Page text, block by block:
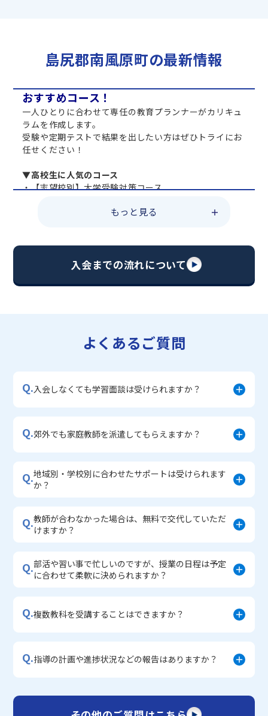
島尻郡南風原町の最新情報
おすすめコース！
一人ひとりに合わせて専任の教育プランナーがカリキュ
ラムを作成します。
受験や定期テストで結果を出したい方はぜひトライにお
任せください！
▼高校生に人気のコース
・【志望校別】大学受験対策コース
・総合型選抜直前対策コース
・【志望校別】公立・私立高校受験対策コース
・宿題サポートコース
・学習習慣定着コース
もっと見る
入会までの流れについて
よくあるご質問
Q.入会しなくても学習面談は受けられますか？
Q.郊外でも家庭教師を派遣してもらえますか？
Q.地域別・学校別に合わせたサポートは受けられます
か？
Q.教師が合わなかった場合は、無料で交代していただ
けますか？
Q.部活や習い事で忙しいのですが、授業の日程は予定
に合わせて柔軟に決められますか？
Q.複数教科を受講することはできますか？
Q.指導の計画や進捗状況などの報告はありますか？